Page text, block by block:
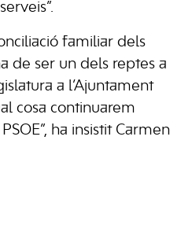
familiar dels
de ser un dels reptes a
a l’Ajuntament
cosa continuarem
ha insistit Carmen